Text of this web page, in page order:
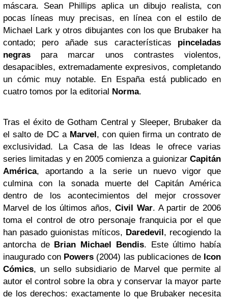
máscara. Sean Phillips aplica un dibujo realista, con
pocas líneas muy precisas, en línea con el estilo de
Michael Lark y otros dibujantes con los que Brubaker ha
contado; pero añade sus características pinceladas
negras para marcar unos contrastes violentos,
desapacibles, extremadamente expresivos, completando
un cómic muy notable. En España está publicado en
cuatro tomos por la editorial Norma.
Tras el éxito de Gotham Central y Sleeper, Brubaker da
el salto de DC aMarvel, con quien firma un contrato de
exclusividad. La Casa de las Ideas le ofrece varias
series limitadas y en 2005 comienza a guionizar Capitán
América, aportando a la serie un nuevo vigor que
culmina con la sonada muerte del Capitán América
dentro de los acontecimientos del mejor crossover
Marvel de los últimos años, Civil War. A partir de 2006
toma el control de otro personaje franquicia por el que
han pasado guionistas míticos, Daredevil, recogiendo la
antorcha de Brian Michael Bendis. Este último había
inaugurado con Powers (2004) las publicaciones de Icon
Cómics, un sello subsidiario de Marvel que permite al
autor el control sobre la obra y conservar la mayor parte
de los derechos: exactamente lo que Brubaker necesita